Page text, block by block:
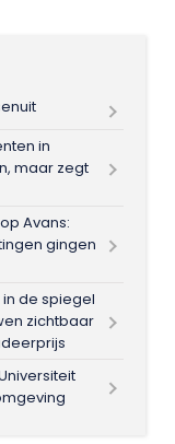
in
maar zegt
Avans:
gingen
de spiegel
zichtbaar